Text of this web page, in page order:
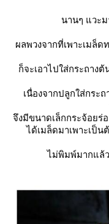
นานๆ แวะ
ผลพวงจากที่เพาะเมล็
ก็จะเอาไปใส่กระถาง
เนื่องจากปลูกใส่กระ
จึงมีขนาดเล็กกระจ้อยร่
ได้เมล็ดมาเพาะเป็
ไม่พิมพ์มากแล้